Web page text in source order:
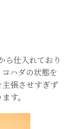
ら仕入れており
ハダの状態を
張させすぎず
す。